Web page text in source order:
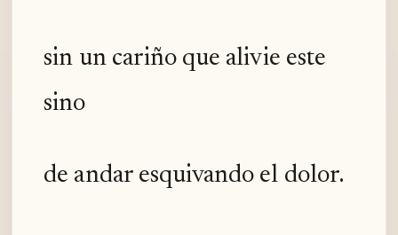
sin un cariño que alivie este
sino
de andar esquivando el dolor.